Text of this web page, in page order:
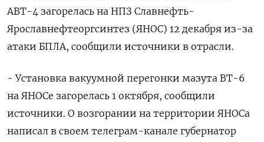
АВТ-4 загорелась на НПЗ Славнефть-
Ярославнефтеоргсинтез (ЯНОС) 12 декабря из-за
атаки БПЛА, сообщили источники в отрасли.
- Установка вакуумной перегонки мазута ВТ-6
на ЯНОСе загорелась 1 октября, сообщили
источники. О возгорании на территории ЯНОСа
написал в своем телеграм-канале губернатор